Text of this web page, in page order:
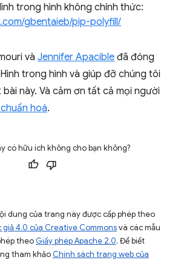
trong hình không chính thức:
gbentaieb/pip-polyfill/
và Jennifer Apacible đã đóng
trong hình và giúp đỡ chúng tôi
này. Và cảm ơn tất cả mọi người
hoá.
có hữu ích không cho bạn không?
dung của trang này được cấp phép theo
giả 4.0 của Creative Commonsvà các mẫu
theo Giấy phép Apache 2.0. Để biết
tham khảo Chính sách trang web của